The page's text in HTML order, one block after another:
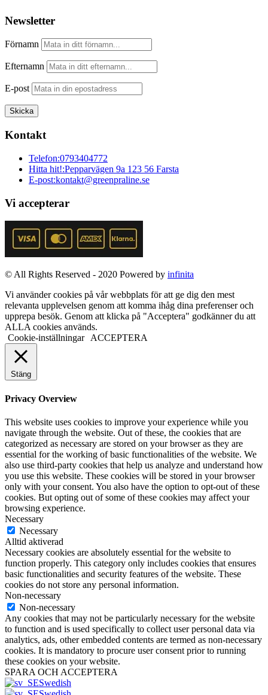
Newsletter
Förnamn
Efternamn
E-post
Kontakt
Telefon:0793404772
Hitta hit!:Pepparvägen 9a 123 56 Farsta
E-post:kontakt@greenpraline.se
Vi accepterar
© All Rights Reserved - 2020 Powered by infinita
Vi använder cookies på vår webbplats för att ge dig den mest
relevanta upplevelsen genom att komma ihåg dina preferenser och
upprepa besök. Genom att klicka på "Acceptera" godkänner du att
ALLA cookies används.
Cookie-inställningar
ACCEPTERA
Stäng
Privacy Overview
This website uses cookies to improve your experience while you
navigate through the website. Out of these, the cookies that are
categorized as necessary are stored on your browser as they are
essential for the working of basic functionalities of the website. We
also use third-party cookies that help us analyze and understand how
you use this website. These cookies will be stored in your browser
only with your consent. You also have the option to opt-out of these
cookies. But opting out of some of these cookies may affect your
browsing experience.
Necessary
Necessary
Alltid aktiverad
Necessary cookies are absolutely essential for the website to
function properly. This category only includes cookies that ensures
basic functionalities and security features of the website. These
cookies do not store any personal information.
Non-necessary
Non-necessary
Any cookies that may not be particularly necessary for the website
to function and is used specifically to collect user personal data via
analytics, ads, other embedded contents are termed as non-necessary
cookies. It is mandatory to procure user consent prior to running
these cookies on your website.
SPARA OCH ACCEPTERA
Swedish